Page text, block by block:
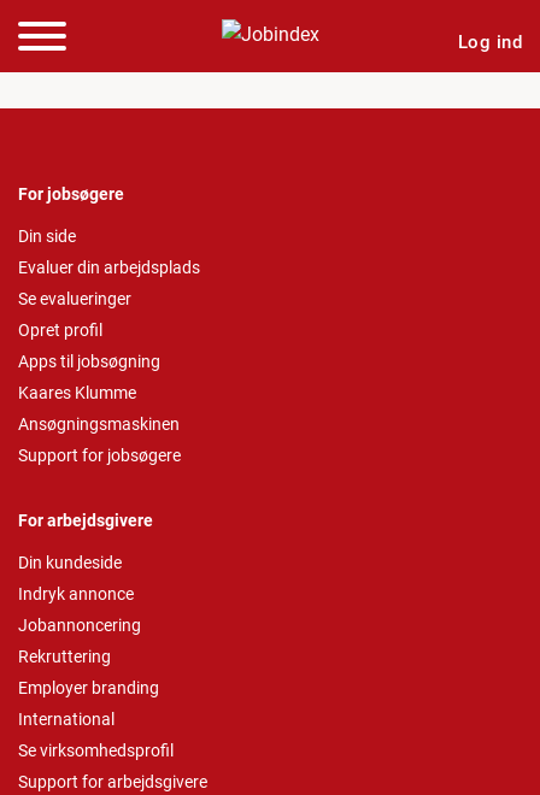
Log ind
For jobsøgere
Din side
Evaluer din arbejdsplads
Se evalueringer
Opret profil
Apps til jobsøgning
Kaares Klumme
Ansøgningsmaskinen
Support for jobsøgere
For arbejdsgivere
Din kundeside
Indryk annonce
Jobannoncering
Rekruttering
Employer branding
International
Se virksomhedsprofil
Support for arbejdsgivere